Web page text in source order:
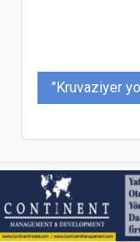
"Kruvaziyer
EMITT